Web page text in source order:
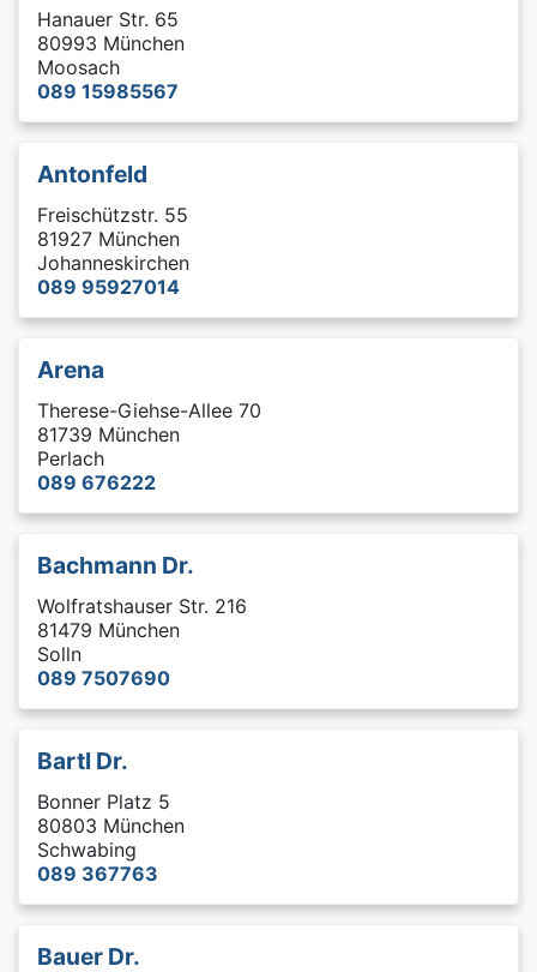
Hanauer Str. 65
80993 München
Moosach
089 15985567
Antonfeld
Freischützstr. 55
81927 München
Johanneskirchen
089 95927014
Arena
Therese-Giehse-Allee 70
81739 München
Perlach
089 676222
Bachmann Dr.
Wolfratshauser Str. 216
81479 München
Solln
089 7507690
Bartl Dr.
Bonner Platz 5
80803 München
Schwabing
089 367763
Bauer Dr.